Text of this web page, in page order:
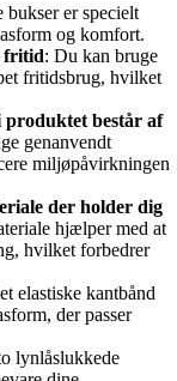
bukser er specielt
og komfort.
fritid: Du kan bruge
fritidsbrug, hvilket
produktet består af
genanvendt
miljøpåvirkningen
der holder dig
hjælper med at
hvilket forbedrer
elastiske kantbånd
der passer
lynlåslukkede